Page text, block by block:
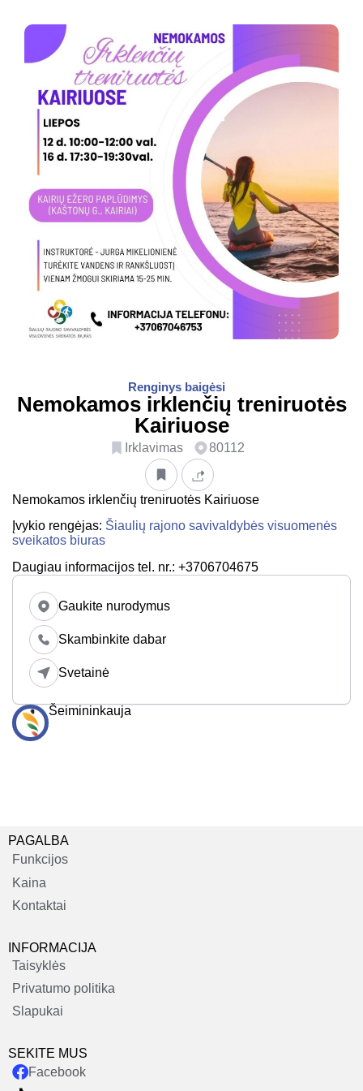
Renginys baigėsi
Nemokamos irklenčių treniruotės
Kairiuose
Irklavimas 80112
Nemokamos irklenčių treniruotės Kairiuose
Įvykio rengėjas: Šiaulių rajono savivaldybės visuomenės
sveikatos biuras
Daugiau informacijos tel. nr.: +3706704675
Gaukite nurodymus
Skambinkite dabar
Svetainė
Šeimininkauja
PAGALBA
Funkcijos
Kaina
Kontaktai
INFORMACIJA
Taisyklės
Privatumo politika
Slapukai
SEKITE MUS
Facebook